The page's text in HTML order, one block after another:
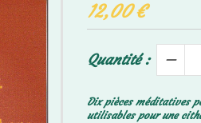
12,00€
Quantité :
Dix pièces méditatives
utilisables pour une